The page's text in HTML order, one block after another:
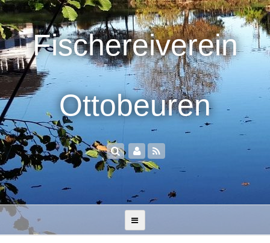
Fischereiverein
Ottobeuren